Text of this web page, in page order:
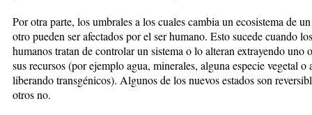
Por otra parte, los umbrales a los cuales cambia un ecosistema de
otro pueden ser afectados por el ser humano. Esto sucede cuando
humanos tratan de controlar un sistema o lo alteran extrayendo uno
sus recursos (por ejemplo agua, minerales, alguna especie vegetal o
liberando transgénicos). Algunos de los nuevos estados son
otros no.